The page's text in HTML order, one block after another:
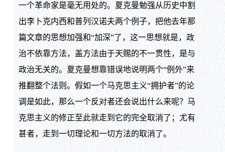
一个革命家是毫无用处的。夏克曼勉强从历史中割
出李卜克内西和普列汉诺夫两个例子，把他去年那
篇文章的思想加强和“加深”了，这一思想就是，政
治不依靠方法，盖方法由于天赐的不一贯性，是与
政治无关的。夏克曼想靠错误地说明两个“例外”来
推翻整个法则。假如一个马克思主义“拥护者”的论
调是如此，那么一个反对者还会说出什么来呢？马
克思主义的修正至此就走到它的完全取消了；尤有
甚者，走到一切理论和一切方法的取消了。